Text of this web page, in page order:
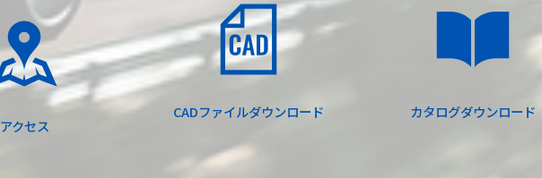
アクセス
CADファイルダウンロード カタログダウンロード